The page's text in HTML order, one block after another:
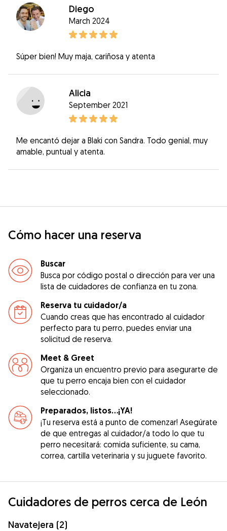
Diego
March 2024
Súper bien! Muy maja, cariñosa y atenta
Alicia
September 2021
Me encantó dejar a Blaki con Sandra. Todo genial, muy
amable, puntual y atenta.
Cómo hacer una reserva
Buscar
Busca por código postal o dirección para ver una
lista de cuidadores de confianza en tu zona.
Reserva tu cuidador/a
Cuando creas que has encontrado al cuidador
perfecto para tu perro, puedes enviar una
solicitud de reserva.
Meet & Greet
Organiza un encuentro previo para asegurarte de
que tu perro encaja bien con el cuidador
seleccionado.
Preparados, listos...¡YA!
¡Tu reserva está a punto de comenzar! Asegúrate
de que entregas al cuidador/a todo lo que tu
perro necesitará: comida suficiente, su cama,
correa, cartilla veterinaria y su juguete favorito.
Cuidadores de perros cerca de León
Navatejera (2)